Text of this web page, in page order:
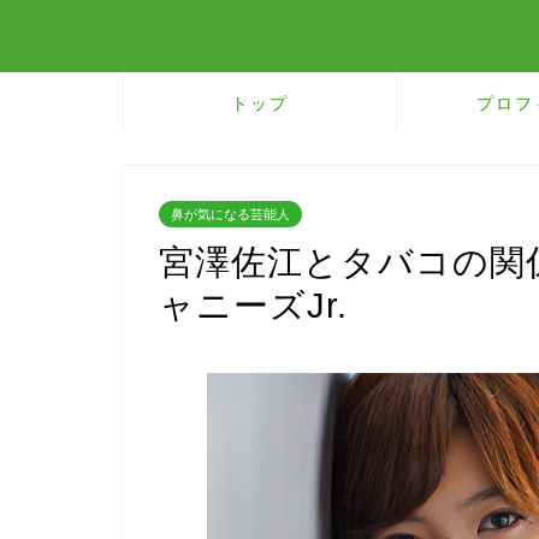
トップ プロ
鼻が気になる芸能人
宮澤佐江とタバコの
ャニーズJr.